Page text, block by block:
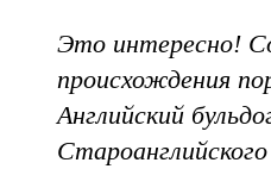
Это интересно!
происхождения
Английский